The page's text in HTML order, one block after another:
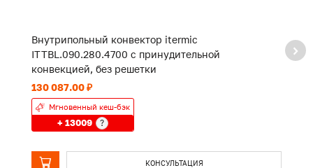
Внутрипольный конвектор itermic
ITTBL.090.280.4700 с принудительной
конвекцией, без решетки
130 087.00 ₽
Мгновенный кеш-бэк
+ 13009 ?
КОНСУЛЬТАЦИЯ